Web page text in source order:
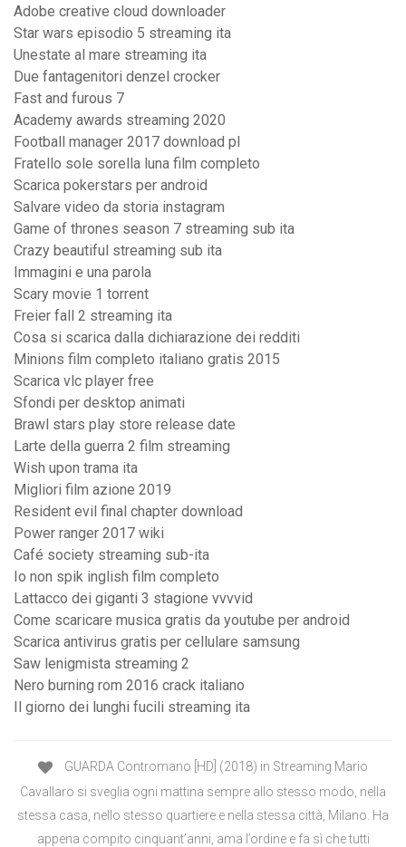
Adobe creative cloud downloader
Star wars episodio 5 streaming ita
Unestate al mare streaming ita
Due fantagenitori denzel crocker
Fast and furous 7
Academy awards streaming 2020
Football manager 2017 download pl
Fratello sole sorella luna film completo
Scarica pokerstars per android
Salvare video da storia instagram
Game of thrones season 7 streaming sub ita
Crazy beautiful streaming sub ita
Immagini e una parola
Scary movie 1 torrent
Freier fall 2 streaming ita
Cosa si scarica dalla dichiarazione dei redditi
Minions film completo italiano gratis 2015
Scarica vlc player free
Sfondi per desktop animati
Brawl stars play store release date
Larte della guerra 2 film streaming
Wish upon trama ita
Migliori film azione 2019
Resident evil final chapter download
Power ranger 2017 wiki
Café society streaming sub-ita
Io non spik inglish film completo
Lattacco dei giganti 3 stagione vvvvid
Come scaricare musica gratis da youtube per android
Scarica antivirus gratis per cellulare samsung
Saw lenigmista streaming 2
Nero burning rom 2016 crack italiano
Il giorno dei lunghi fucili streaming ita
GUARDA Contromano [HD] (2018) in Streaming Mario
Cavallaro si sveglia ogni mattina sempre allo stesso modo, nella
stessa casa, nello stesso quartiere e nella stessa città, Milano. Ha
appena compito cinquant’anni, ama l’ordine e fa sì che tutti